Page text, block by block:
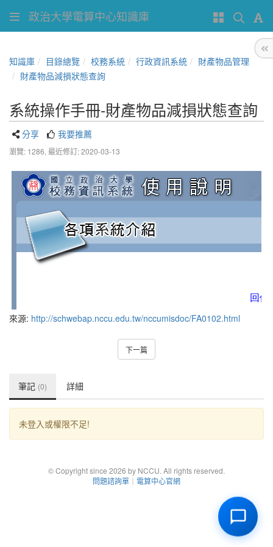
政治大學電算中心知識庫
知識庫 目錄總覽 校務系統 行政資訊系統
財產物品管理
財產物品減損狀態查詢
系統操作手冊-財產物品減損狀態查詢
分享 我要推薦
瀏覽: 1286, 最近修訂: 2020-03-13
來源: http://schwebap.nccu.edu.tw/nccumisdoc/FA0102.html
下一篇
筆記 (0) 詳細
未登入或權限不足!
© Copyright since 2026 by NCCU. All rights reserved.
問題諮詢單 ｜ 電算中心官網